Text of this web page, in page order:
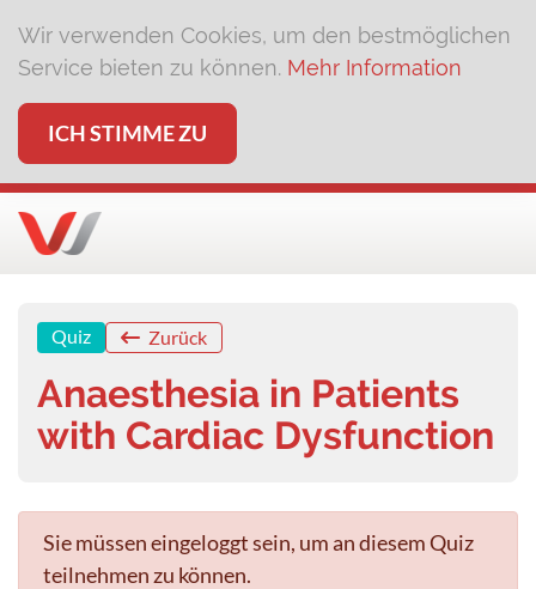
Wir verwenden Cookies, um den bestmöglichen
Service bieten zu können. Mehr Information
ICH STIMME ZU
Quiz Zurück
Anaesthesia in Patients
with Cardiac Dysfunction
Sie müssen eingeloggt sein, um an diesem Quiz
teilnehmen zu können.